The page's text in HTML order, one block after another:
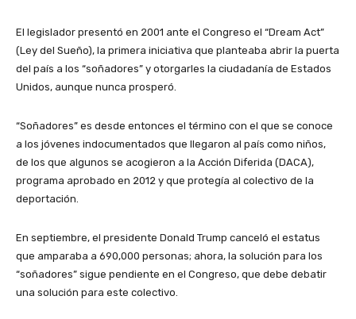
El legislador presentó en 2001 ante el Congreso el “Dream Act”
(Ley del Sueño), la primera iniciativa que planteaba abrir la puerta
del país a los “soñadores” y otorgarles la ciudadanía de Estados
Unidos, aunque nunca prosperó.
“Soñadores” es desde entonces el término con el que se conoce
a los jóvenes indocumentados que llegaron al país como niños,
de los que algunos se acogieron a la Acción Diferida (DACA),
programa aprobado en 2012 y que protegía al colectivo de la
deportación.
En septiembre, el presidente Donald Trump canceló el estatus
que amparaba a 690,000 personas; ahora, la solución para los
“soñadores” sigue pendiente en el Congreso, que debe debatir
una solución para este colectivo.